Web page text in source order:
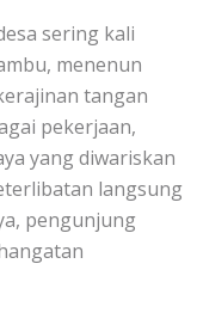
sering kali
menenun
tangan
pekerjaan,
yang diwariskan
langsung
pengunjung